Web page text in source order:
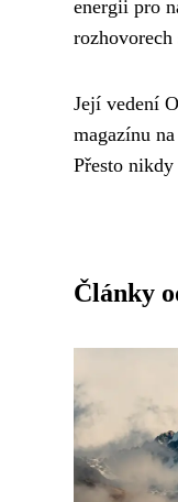
energii pro
Její vedení
magazínu
Přesto
Články